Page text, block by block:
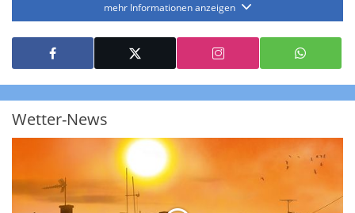
die Niederschlagsintensität. Diese bezieht sich laut offiziellen Richtlinien
jeweils auf die Niederschlagsmenge in l/m² pro Stunde Regen- bzw.
Schneefall. Die 6 Stufen sind wie folgt gegliedert: Die hellen Blautöne
symbolisieren leichte bis mäßige Regen- bzw. Schneefälle mit einer
Intensität bis 8.1 l/m² pro Stunde. Dunkelblau repräsentiert mäßige bis
starke Niederschläge bis 35 l/m² pro Stunde. Hier können bereits Gewitter
auftreten. Extreme bzw. unwetterartige Niederschlagsereignisse mit
über 150 l/m² pro Stunde an. Solche
Neben der Niederschlagsintensität kann auch die Zuggeschwindigkeit der
Niederschlagsgebiete und damit die Niederschlagsdauer abgeschätzt
werden. Neben der 5-minütigen Radaraufzeichnung gibt es eine
Niederschlagsprognose
für die nächsten 2 Stunden. So sehen Sie genau,
wann und wo in Deutschland mit Regen oder Schneefall zu rechnen ist bzw.
mehr Informationen anzeigen
Wetter-News